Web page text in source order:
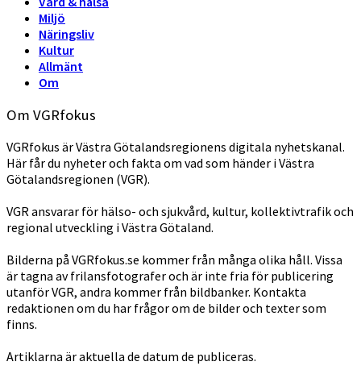
Miljö
Näringsliv
Kultur
Allmänt
Om
Om VGRfokus
VGRfokus är Västra Götalandsregionens digitala nyhetskanal.
Här får du nyheter och fakta om vad som händer i Västra
Götalandsregionen (VGR).
VGR ansvarar för hälso- och sjukvård, kultur, kollektivtrafik och
regional utveckling i Västra Götaland.
Bilderna på VGRfokus.se kommer från många olika håll. Vissa
är tagna av frilansfotografer och är inte fria för publicering
utanför VGR, andra kommer från bildbanker. Kontakta
redaktionen om du har frågor om de bilder och texter som
finns.
Artiklarna är aktuella de datum de publiceras.